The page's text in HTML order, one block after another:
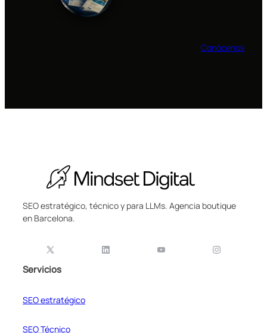
Conócenos
SEO estratégico, técnico y para LLMs. Agencia boutique
en Barcelona.
Servicios
SEO estratégico
SEO Técnico